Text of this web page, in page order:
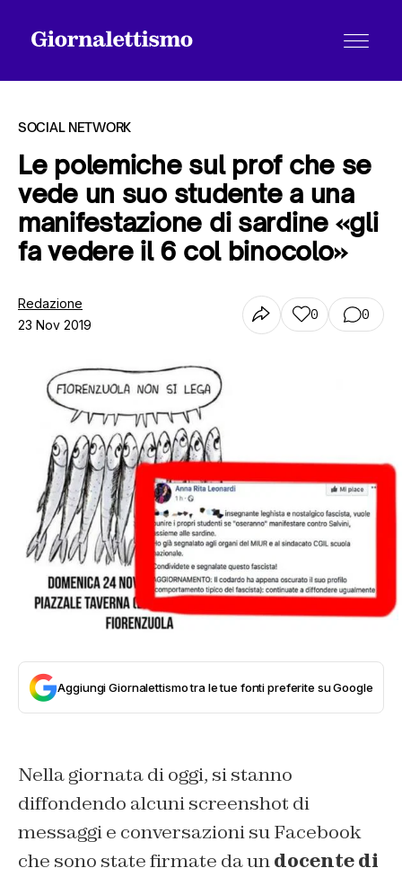
Tutti gli articoli
SOCIAL NETWORK
Le polemiche sul prof che se
vede un suo studente a una
manifestazione di sardine «gli
fa vedere il 6 col binocolo»
Redazione
23 Nov 2019
0 0
Aggiungi Giornalettismo tra le tue fonti preferite su Google
Nella giornata di oggi, si stanno
diffondendo alcuni screenshot di
messaggi e conversazioni su Facebook
che sono state firmate da undocente di